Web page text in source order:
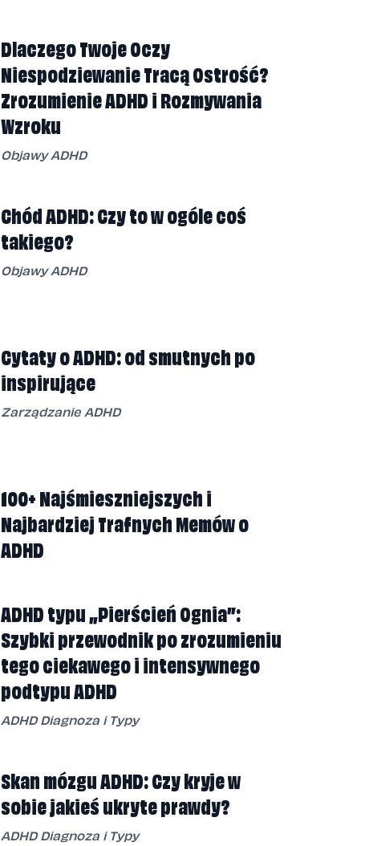
Dlaczego Twoje Oczy
Niespodziewanie Tracą Ostrość?
Zrozumienie ADHD i Rozmywania
Wzroku
Objawy ADHD
Chód ADHD: Czy to w ogóle coś
takiego?
Objawy ADHD
Cytaty o ADHD: od smutnych po
inspirujące
Zarządzanie ADHD
100+ Najśmieszniejszych i
Najbardziej Trafnych Memów o
ADHD
ADHD typu „Pierścień Ognia”:
Szybki przewodnik po zrozumieniu
tego ciekawego i intensywnego
podtypu ADHD
ADHD Diagnoza i Typy
Skan mózgu ADHD: Czy kryje w
sobie jakieś ukryte prawdy?
ADHD Diagnoza i Typy